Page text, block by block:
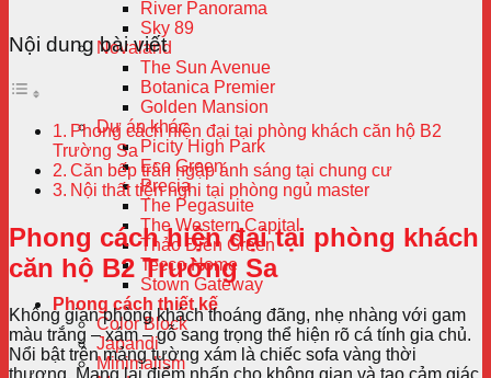
River Panorama
Sky 89
Novaland
The Sun Avenue
Botanica Premier
Golden Mansion
Dự án khác
Picity High Park
Eco Green
Precia
The Pegasuite
The Western Capital
Thảo Điền Green
Tecco Home
Stown Gateway
Phong cách thiết kế
Color Block
Japandi
Minimalism
Nội dung bài viết
Phong cách hiện đại tại phòng khách căn hộ B2
Trường Sa
Căn bếp tràn ngập ánh sáng tại chung cư
Nội thất tiện nghi tại phòng ngủ master
Phong cách hiện đại tại phòng khách
căn hộ B2 Trường Sa
Không gian phòng khách thoáng đãng, nhẹ nhàng với gam
màu trắng – xám – gỗ sang trọng thể hiện rõ cá tính gia chủ.
Nổi bật trên mảng tường xám là chiếc sofa vàng thời
thượng. Mang lại điểm nhấn cho không gian và tạo cảm giác